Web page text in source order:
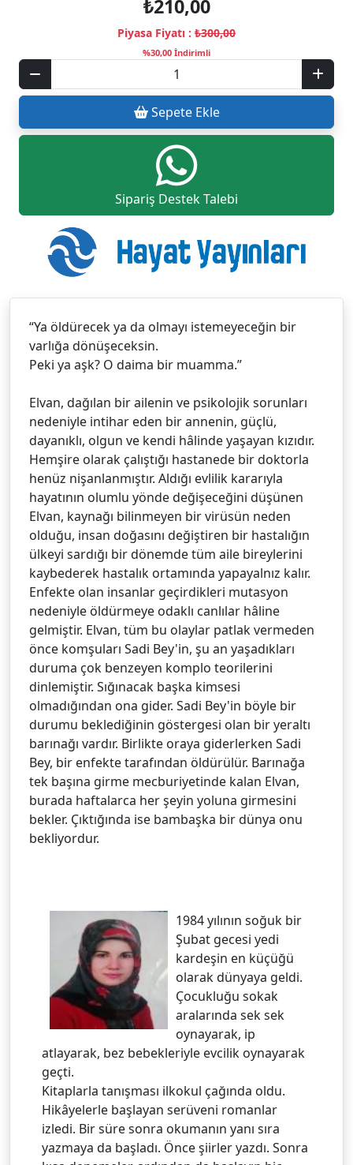
₺210,00
Piyasa Fiyatı : ₺300,00
%30,00 İndirimli
Sepete Ekle
Sipariş Destek Talebi
“Ya öldürecek ya da olmayı istemeyeceğin bir
varlığa dönüşeceksin.
Peki ya aşk? O daima bir muamma.”
Elvan, dağılan bir ailenin ve psikolojik sorunları
nedeniyle intihar eden bir annenin, güçlü,
dayanıklı, olgun ve kendi hâlinde yaşayan kızıdır.
Hemşire olarak çalıştığı hastanede bir doktorla
henüz nişanlanmıştır. Aldığı evlilik kararıyla
hayatının olumlu yönde değişeceğini düşünen
Elvan, kaynağı bilinmeyen bir virüsün neden
olduğu, insan doğasını değiştiren bir hastalığın
ülkeyi sardığı bir dönemde tüm aile bireylerini
kaybederek hastalık ortamında yapayalnız kalır.
Enfekte olan insanlar geçirdikleri mutasyon
nedeniyle öldürmeye odaklı canlılar hâline
gelmiştir. Elvan, tüm bu olaylar patlak vermeden
önce komşuları Sadi Bey'in, şu an yaşadıkları
duruma çok benzeyen komplo teorilerini
dinlemiştir. Sığınacak başka kimsesi
olmadığından ona gider. Sadi Bey'in böyle bir
durumu beklediğinin göstergesi olan bir yeraltı
barınağı vardır. Birlikte oraya giderlerken Sadi
Bey, bir enfekte tarafından öldürülür. Barınağa
tek başına girme mecburiyetinde kalan Elvan,
burada haftalarca her şeyin yoluna girmesini
bekler. Çıktığında ise bambaşka bir dünya onu
bekliyordur.
1984 yılının soğuk bir
Şubat gecesi yedi
kardeşin en küçüğü
olarak dünyaya geldi.
Çocukluğu sokak
aralarında sek sek
oynayarak, ip
atlayarak, bez bebekleriyle evcilik oynayarak
geçti.
Kitaplarla tanışması ilkokul çağında oldu.
Hikâyelerle başlayan serüveni romanlar
izledi. Bir süre sonra okumanın yanı sıra
yazmaya da başladı. Önce şiirler yazdı. Sonra